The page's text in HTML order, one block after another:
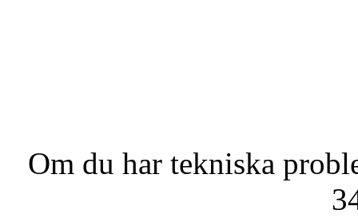
Om du har tekniska